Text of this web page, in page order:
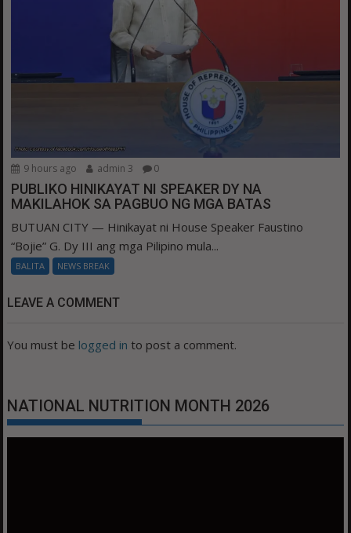
9 hours ago admin 3 0
PUBLIKO HINIKAYAT NI SPEAKER DY NA
MAKILAHOK SA PAGBUO NG MGA BATAS
BUTUAN CITY — Hinikayat ni House Speaker Faustino
“Bojie” G. Dy III ang mga Pilipino mula...
BALITA NEWS BREAK
LEAVE A COMMENT
You must be logged in to post a comment.
NATIONAL NUTRITION MONTH 2026